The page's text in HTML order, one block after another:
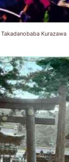
Takadanobaba Kurazawa